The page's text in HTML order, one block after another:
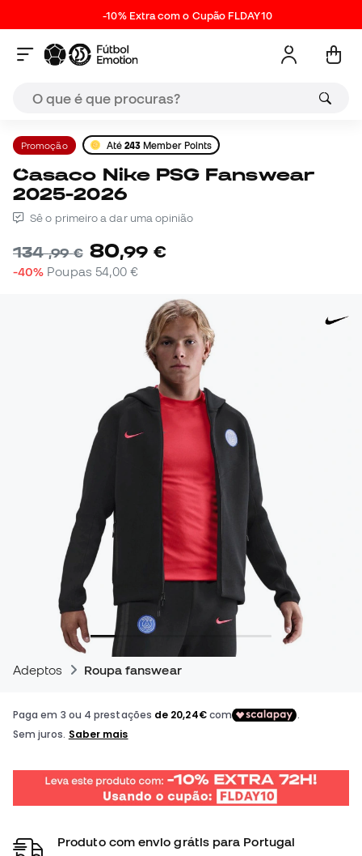
-10% Extra com o Cupão FLDAY10
Promoção Até 243 Member Points
Casaco Nike PSG Fanswear
2025-2026
Sê o primeiro a dar uma opinião
134,99 € 80,99 €
-40% Poupas 54,00 €
Adeptos Roupa fanswear
Produto com envio grátis para Portugal